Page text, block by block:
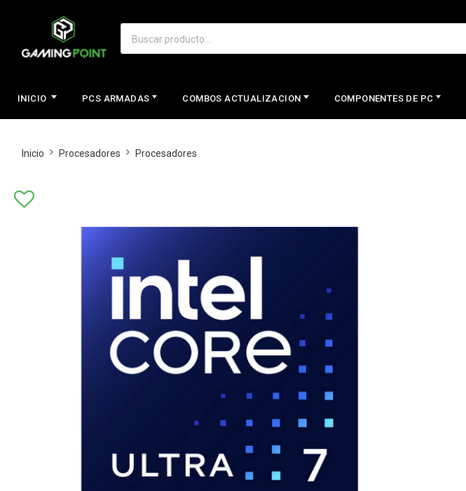
INICIO PCS ARMADAS COMBOS ACTUALIZACION COMPONENTES DE PC
Inicio Procesadores Procesadores